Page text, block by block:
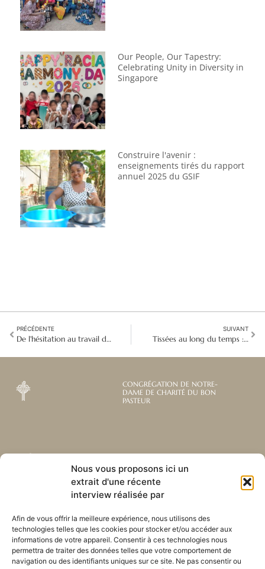
Nous vous proposons ici un
extrait d'une récente
interview réalisée par
Afin de vous offrir la meilleure expérience, nous utilisons des
technologies telles que les cookies pour stocker et/ou accéder aux
informations de votre appareil. Consentir à ces technologies nous
permettra de traiter des données telles que votre comportement de
navigation ou des identifiants uniques sur ce site. Ne pas consentir ou
Our People, Our Tapestry:
Celebrating Unity in Diversity in
Singapore
Construire l'avenir :
enseignements tirés du rapport
annuel 2025 du GSIF
PRÉCÉDENTE
De l'hésitation au travail du cœur : sortir de sa zone de confort pour se consacrer à sa mission
SUIVANT
Tissées au long du temps : Deux cents ans de prière et de mission
CONGRÉGATION DE NOTRE-
DAME DE CHARITÉ DU BON
PASTEUR
Abonnez-vous à notre
newsletter mensuelle
Recevez les dernières nouvelles
nos ministères à travers le monde.
S'ABONNER
Liens utiles
Envoyez-nous votre
Plan du site